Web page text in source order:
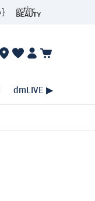
dmLIVE ▶